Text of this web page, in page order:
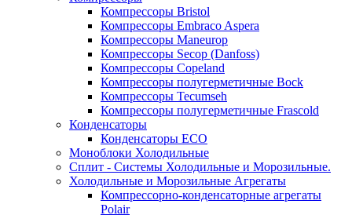
Компрессоры Bristol
Компрессоры Embraco Aspera
Компрессоры Maneurop
Компрессоры Secop (Danfoss)
Компрессоры Copeland
Компрессоры полугерметичные Bock
Компрессоры Tecumseh
Компрессоры полугерметичные Frascold
Конденсаторы
Конденсаторы ECO
Моноблоки Холодильные
Сплит - Системы Холодильные и Морозильные.
Холодильные и Морозильные Агрегаты
Компрессорно-конденсаторные агрегаты
Polair